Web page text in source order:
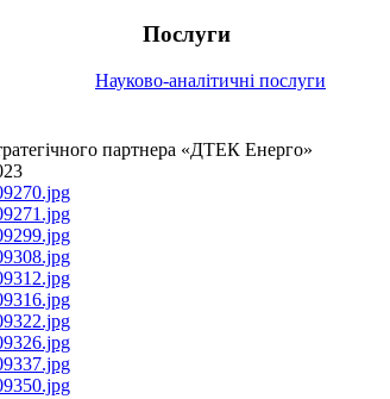
Послуги
Науково-аналітичні послуги
партнера «ДТЕК Енерго»